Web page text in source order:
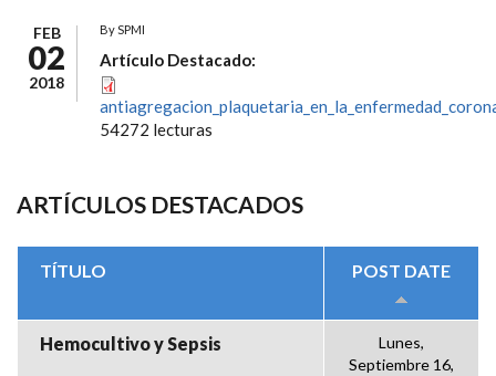
FEB
02
2018
BySPMI
Artículo Destacado:
54272 lecturas
ARTÍCULOS DESTACADOS
TÍTULO POST DATE
Hemocultivo y Sepsis
Lunes,
Septiembre 16,